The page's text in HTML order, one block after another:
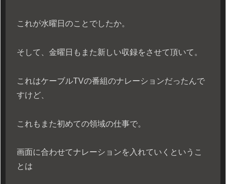
これが水曜日のことでしたか。
そして、金曜日もまた新しい収録をさせて頂いて。
これはケーブルTVの番組のナレーションだったんで
すけど、
これもまた初めての領域の仕事で。
画面に合わせてナレーションを入れていくというこ
とは